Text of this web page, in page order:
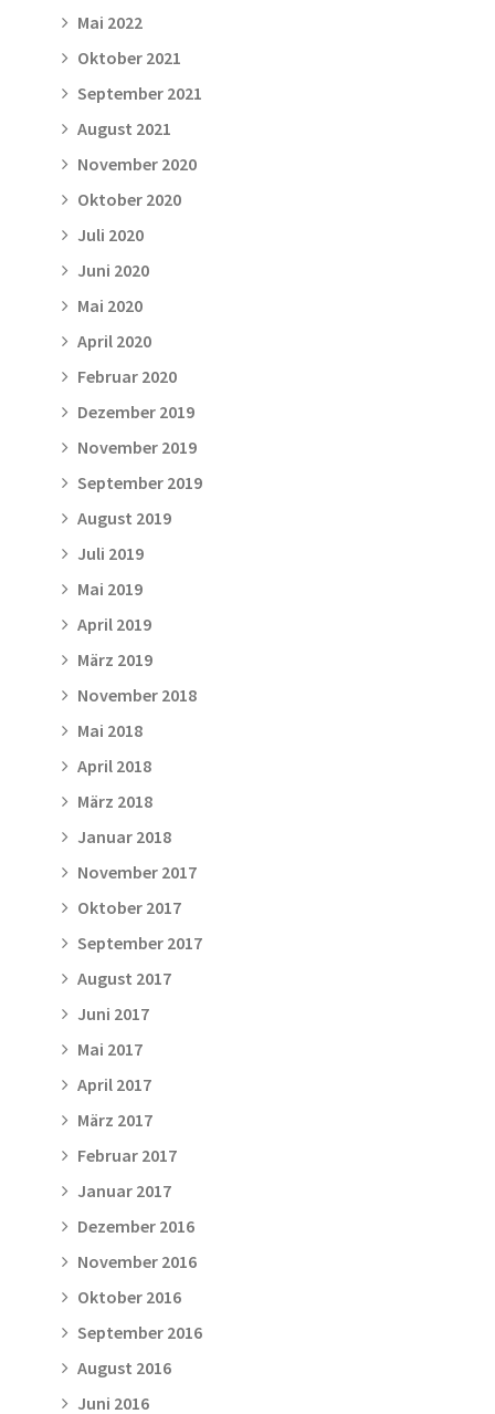
Mai 2022
Oktober 2021
September 2021
August 2021
November 2020
Oktober 2020
Juli 2020
Juni 2020
Mai 2020
April 2020
Februar 2020
Dezember 2019
November 2019
September 2019
August 2019
Juli 2019
Mai 2019
April 2019
März 2019
November 2018
Mai 2018
April 2018
März 2018
Januar 2018
November 2017
Oktober 2017
September 2017
August 2017
Juni 2017
Mai 2017
April 2017
März 2017
Februar 2017
Januar 2017
Dezember 2016
November 2016
Oktober 2016
September 2016
August 2016
Juni 2016